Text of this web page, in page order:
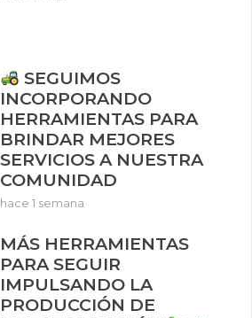
SEGUIMOS
INCORPORANDO
HERRAMIENTAS PARA
BRINDAR MEJORES
SERVICIOS A NUESTRA
COMUNIDAD
hace 1 semana
MÁS HERRAMIENTAS
PARA SEGUIR
IMPULSANDO LA
PRODUCCIÓN DE